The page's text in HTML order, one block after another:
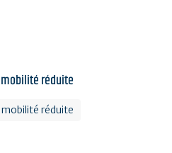
réduite
réduite